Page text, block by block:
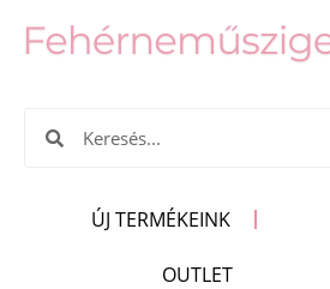
ÚJ TERMÉKEINK
OUTLET